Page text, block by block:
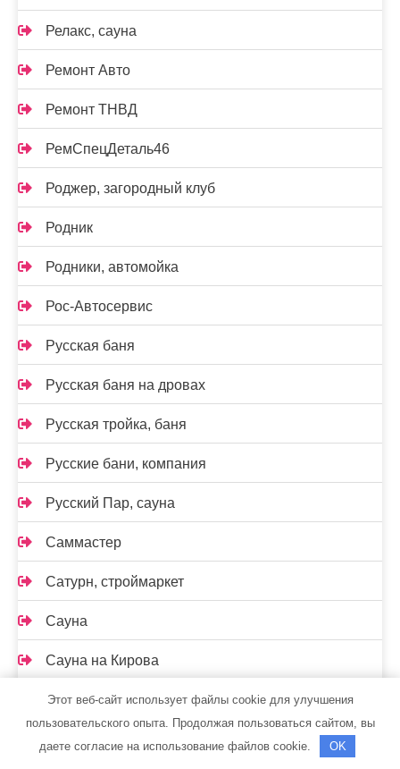
Релакс, сауна
Ремонт Авто
Ремонт ТНВД
РемСпецДеталь46
Роджер, загородный клуб
Родник
Родники, автомойка
Рос-Автосервис
Русская баня
Русская баня на дровах
Русская тройка, баня
Русские бани, компания
Русский Пар, сауна
Саммастер
Сатурн, строймаркет
Сауна
Сауна на Кирова
Сауна на Маяковского
Сауна, ст. Константиновская
Этот веб-сайт использует файлы cookie для улучшения
пользовательского опыта. Продолжая пользоваться сайтом, вы
даете согласие на использование файлов cookie.
OK